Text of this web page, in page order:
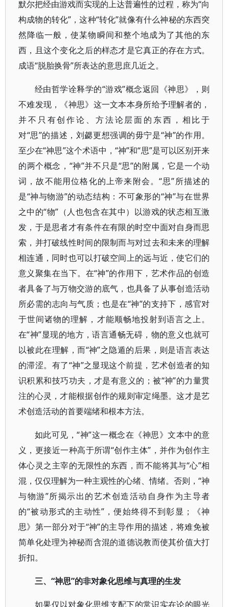
默尔把经由游戏而实现的上达普遍性的过程，称为“向
构成物的转化”，这种“转化”就像有什么神秘的东西突
然降临一般，使某物瞬间和整个地成为了其他的东
西，且这个变化之后的样态才是它真正的存在方式。
成语“脱胎换骨”所表达的意思庶几近之。
经由哲学诠释学的“游戏”概念返回《神思》，则
不难发现，《神思》这一文本本身所给予理解者的，
并不只有创作论、方法论层面的东西，相比于
对“思”的描述，刘勰更想强调的毋宁是“神”的作用。
至少在“神思”这个术语中，“神”和“思”是可以区别开来
的两个概念，“神”并不只是“思”的附属，它是一个动
词，故不能用位格化的上帝来附会。“思”所描述的
是“神与物游”的动态结构：不可象形的“神”与在世界
之中的“物”（人也包含在其中）以游戏的状态相互激
发，于是思者才有条件在有限的时空中面对自身而思
索，并打破线性时间的限制而与对过去和未来的理解
相连通，同时也可以打破空间上的远与近，使它们的
意义聚集在当下。在“神”的作用下，艺术作品的创造
者具备了与万物交游的底气，也具备了从事创造活动
所必需的志向与气质；也是在“神”的支持下，感官对
于世间诸物的理解，才能顺畅地投射到语言之上。
在“神”显现的地方，语言通畅无碍，物的意义也就可
以被此在理解，而“神”之隐遁的后果，则是语言表达
的滞涩。有了“神”之显现这个前提，艺术创造者的知
识积累和技巧功夫，才是有意义的；被“神”的力量贯
注的心灵，才能根据创作的规则审定绳墨。这才是艺
术创造活动的首要端绪和根本方法。
如此可见，“神”这一概念在《神思》文本中的意
义，更接近一种高于所谓“创作主体”，并作为创作主
体心灵之主宰的无限性的东西，而不能将其与“心”相
混，仅仅理解为一种主观性的心绪、情绪。否则，“神
与物游”所揭示出的艺术创造活动自身作为主导者
的“被动形式的主动性”，便始终得不到彰显；《神
思》第一部分对于“神”的主导作用的描述，将难免被
简单化处理为神秘而含混的道德说教而使其价值大打
折扣。
三、“神思”的非对象化思维与真理的生发
如果仅以对象化思维支配下的常识实在论的眼光